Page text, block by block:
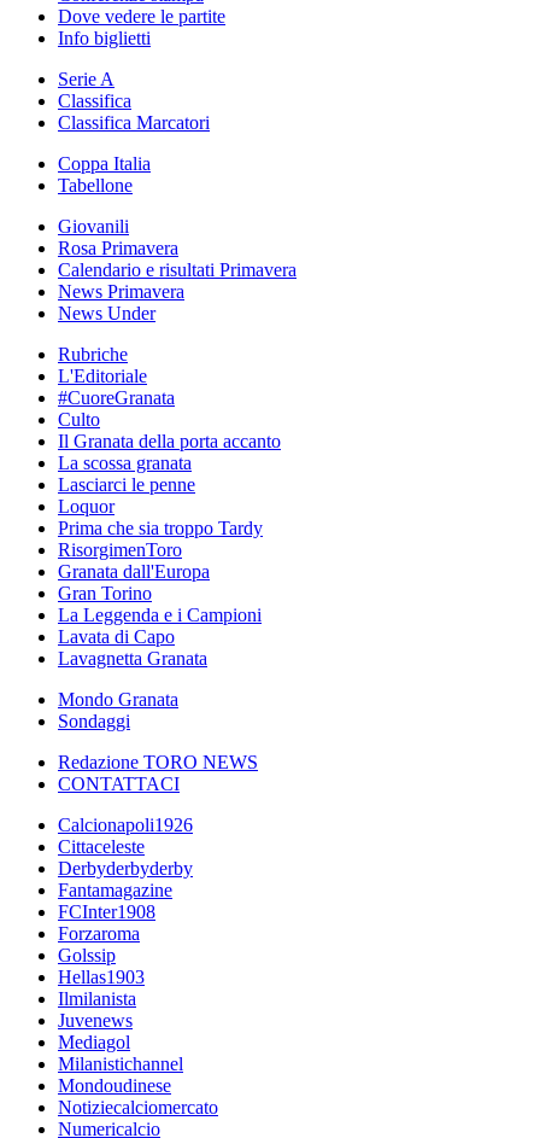
Dove vedere le partite
Info biglietti
Serie A
Classifica
Classifica Marcatori
Coppa Italia
Tabellone
Giovanili
Rosa Primavera
Calendario e risultati Primavera
News Primavera
News Under
Rubriche
L'Editoriale
#CuoreGranata
Culto
Il Granata della porta accanto
La scossa granata
Lasciarci le penne
Loquor
Prima che sia troppo Tardy
RisorgimenToro
Granata dall'Europa
Gran Torino
La Leggenda e i Campioni
Lavata di Capo
Lavagnetta Granata
Mondo Granata
Sondaggi
Redazione TORO NEWS
CONTATTACI
Calcionapoli1926
Cittaceleste
Derbyderbyderby
Fantamagazine
FCInter1908
Forzaroma
Golssip
Hellas1903
Ilmilanista
Juvenews
Mediagol
Milanistichannel
Mondoudinese
Notiziecalciomercato
Numericalcio